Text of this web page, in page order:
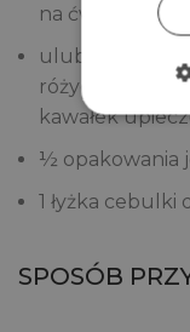
na ćwiartki
ulubione
różyczek
kawałek
½ opakowania
1 łyżka
SPOSÓB